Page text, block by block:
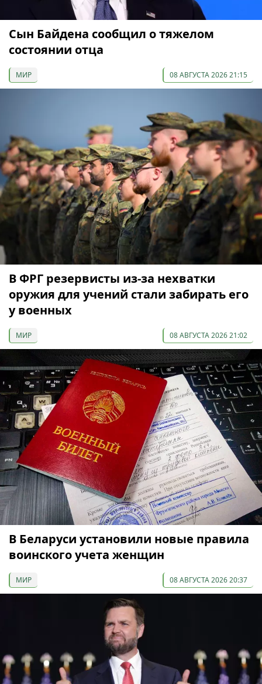
Сын Байдена сообщил о тяжелом
состоянии отца
МИР 08 АВГУСТА 2026 21:15
В ФРГ резервисты из-за нехватки
оружия для учений стали забирать его
у военных
МИР 08 АВГУСТА 2026 21:02
В Беларуси установили новые правила
воинского учета женщин
МИР 08 АВГУСТА 2026 20:37